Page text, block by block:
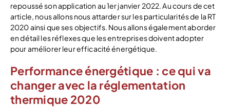
repoussé son application au 1er janvier 2022. Au cours de cet
article, nous allons nous attarder sur les particularités de la RT
2020 ainsi que ses objectifs. Nous allons également aborder
en détail les réflexes que les entreprises doivent adopter
pour améliorer leur efficacité énergétique.
Performance énergétique : ce qui va
changer avec la réglementation
thermique 2020